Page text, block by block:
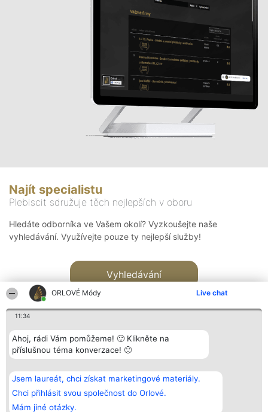
ORLOVÉ Módy Live chat
11:34
Ahoj, rádi Vám pomůžeme! 🙂 Klikněte na
příslušnou téma konverzace! 🙂
Jsem laureát, chci získat marketingové materiály.
Chci přihlásit svou společnost do Orlové.
Mám jiné otázky.
Najít specialistu
Plebiscit sdružuje těch nejlepších v oboru
Hledáte odborníka ve Vašem okolí? Vyzkoušejte naše
vyhledávání. Využívejte pouze ty nejlepší služby!
Vyhledávání
Bright Side Solutions sp. z o.
o. sp. k.
ul. Ruska 22
Wrocław 50-079
KRS 0000749100 | Regon
Vítězové
Seznam všech
laureátů
Zásady
Kontakt